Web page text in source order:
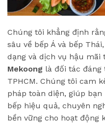
Chúng tôi khẳng định
sâu về bếp Á và bếp
dạng và dịch vụ hậu mãi
Mekoong là đối tác đáng
TPHCM. Chúng tôi cam
pháp toàn diện, giúp
bếp hiệu quả, chuyên
bền vững cho hoạt động